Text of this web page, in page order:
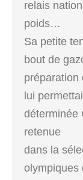
relais
poids…
Sa petite
bout de
préparation
lui
déterminée
retenue
dans la
olympiques